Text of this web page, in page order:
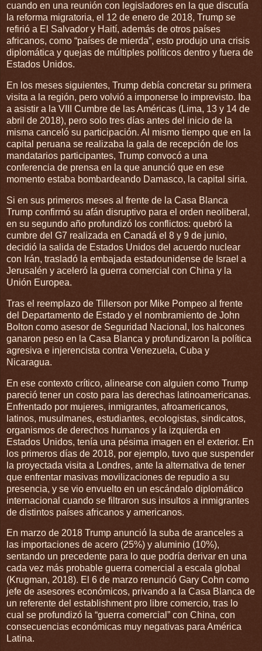
cuando en una reunión con legisladores en la que discutía
la reforma migratoria, el 12 de enero de 2018, Trump se
refirió a El Salvador y Haití, además de otros países
africanos, como “países de mierda”, esto produjo una crisis
diplomática y quejas de múltiples políticos dentro y fuera de
Estados Unidos.
En los meses siguientes, Trump debía concretar su primera
visita a la región, pero volvió a imponerse lo imprevisto. Iba
a asistir a la VIII Cumbre de las Américas (Lima, 13 y 14 de
abril de 2018), pero solo tres días antes del inicio de la
misma canceló su participación. Al mismo tiempo que en la
capital peruana se realizaba la gala de recepción de los
mandatarios participantes, Trump convocó a una
conferencia de prensa en la que anunció que en ese
momento estaba bombardeando Damasco, la capital siria.
Si en sus primeros meses al frente de la Casa Blanca
Trump confirmó su afán disruptivo para el orden neoliberal,
en su segundo año profundizó los conflictos: quebró la
cumbre del G7 realizada en Canadá el 8 y 9 de junio,
decidió la salida de Estados Unidos del acuerdo nuclear
con Irán, trasladó la embajada estadounidense de Israel a
Jerusalén y aceleró la guerra comercial con China y la
Unión Europea.
Tras el reemplazo de Tillerson por Mike Pompeo al frente
del Departamento de Estado y el nombramiento de John
Bolton como asesor de Seguridad Nacional, los halcones
ganaron peso en la Casa Blanca y profundizaron la política
agresiva e injerencista contra Venezuela, Cuba y
Nicaragua.
En ese contexto crítico, alinearse con alguien como Trump
pareció tener un costo para las derechas latinoamericanas.
Enfrentado por mujeres, inmigrantes, afroamericanos,
latinos, musulmanes, estudiantes, ecologistas, sindicatos,
organismos de derechos humanos y la izquierda en
Estados Unidos, tenía una pésima imagen en el exterior. En
los primeros días de 2018, por ejemplo, tuvo que suspender
la proyectada visita a Londres, ante la alternativa de tener
que enfrentar masivas movilizaciones de repudio a su
presencia, y se vio envuelto en un escándalo diplomático
internacional cuando se filtraron sus insultos a inmigrantes
de distintos países africanos y americanos.
En marzo de 2018 Trump anunció la suba de aranceles a
las importaciones de acero (25%) y aluminio (10%),
sentando un precedente para lo que podría derivar en una
cada vez más probable guerra comercial a escala global
(Krugman, 2018). El 6 de marzo renunció Gary Cohn como
jefe de asesores económicos, privando a la Casa Blanca de
un referente del establishment pro libre comercio, tras lo
cual se profundizó la “guerra comercial” con China, con
consecuencias económicas muy negativas para América
Latina.